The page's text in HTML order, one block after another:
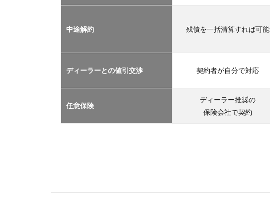
車サ
クリ
マイ
カー
ス
2.3
中途解約 残債を一括清算すれば可能
ディーラーとの値引交渉 契約者が自分で対応
任意保険
ディーラー推奨の
保険会社で契約